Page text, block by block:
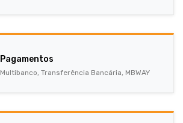
Pagamentos
Multibanco, Transferência Bancária, MBWAY